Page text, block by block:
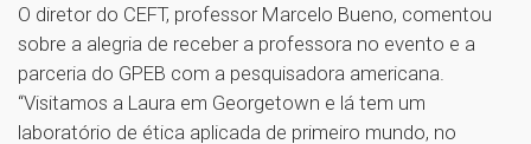
O diretor do CEFT, professor Marcelo Bueno, comentou
sobre a alegria de receber a professora no evento e a
parceria do GPEB com a pesquisadora americana.
“Visitamos a Laura em Georgetown e lá tem um
laboratório de ética aplicada de primeiro mundo, no